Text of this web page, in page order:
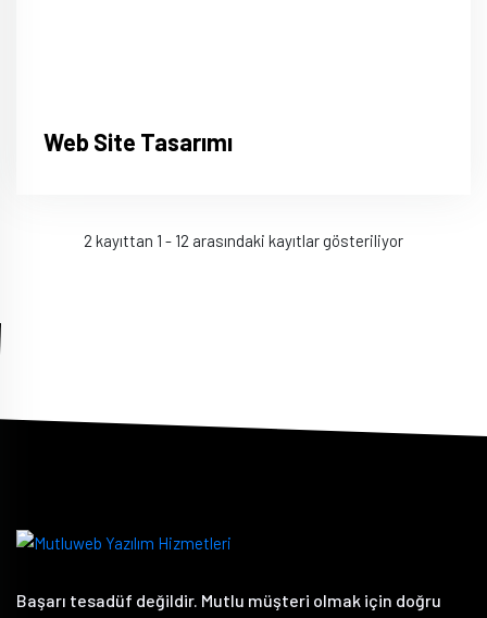
Web Site Tasarımı
2 kayıttan 1 - 12 arasındaki kayıtlar gösteriliyor
Başarı tesadüf değildir. Mutlu müşteri olmak için doğru